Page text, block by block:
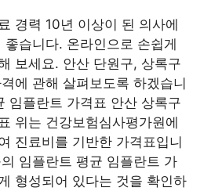
경력 10년 이상이 된 의사에
습니다. 온라인으로 손쉽게
보세요. 안산 단원구, 상록구
에 관해 살펴보도록 하겠습니
임플란트 가격표 안산 상록구
위는 건강보험심사평가원에
진료비를 기반한 가격표입니
임플란트 평균 임플란트 가
형성되어 있다는 것을 확인하